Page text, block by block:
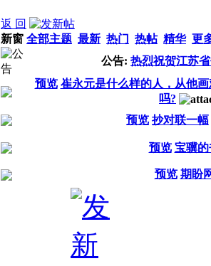
返 回
新窗 全部主题 最新 热门 热帖 精华 更
公告: 热烈祝贺江苏
预览 崔永元是什么样的人，从他
吗?
预览 抄对联一幅
预览 宝骥
预览 期盼